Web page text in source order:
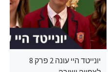
יונייטד היי עונה 2 פרק 8